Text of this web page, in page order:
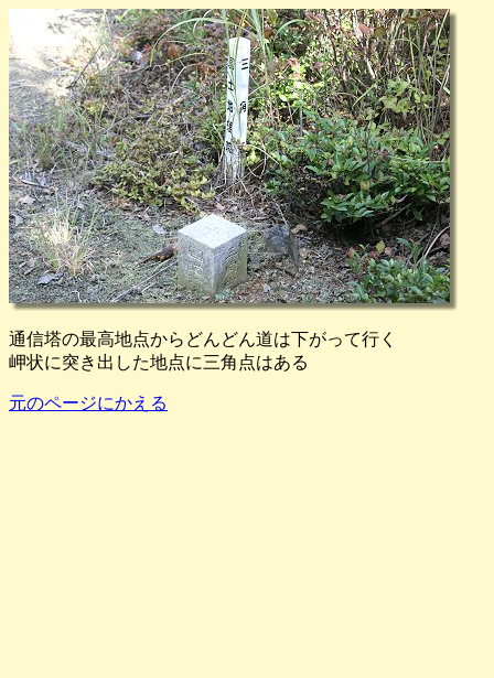
通信塔の最高地点からどんどん道は下がって行く
岬状に突き出した地点に三角点はある
元のページにかえる